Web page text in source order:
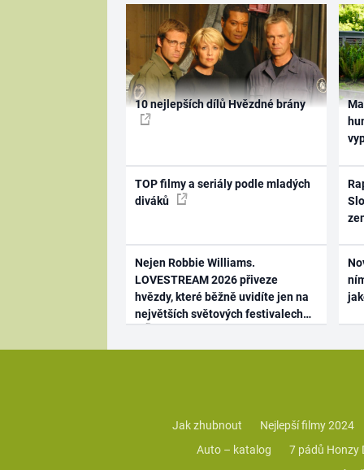
10 nejlepších dílů Hvězdné brány
TOP filmy a seriály podle mladých
diváků
Nejen Robbie Williams.
LOVESTREAM 2026 přiveze
hvězdy, které běžně uvidíte jen na
největších světových festivalech
Jak zhubnout Nejlepší filmy 2024
Auto – katalog
7 pádů Honzy